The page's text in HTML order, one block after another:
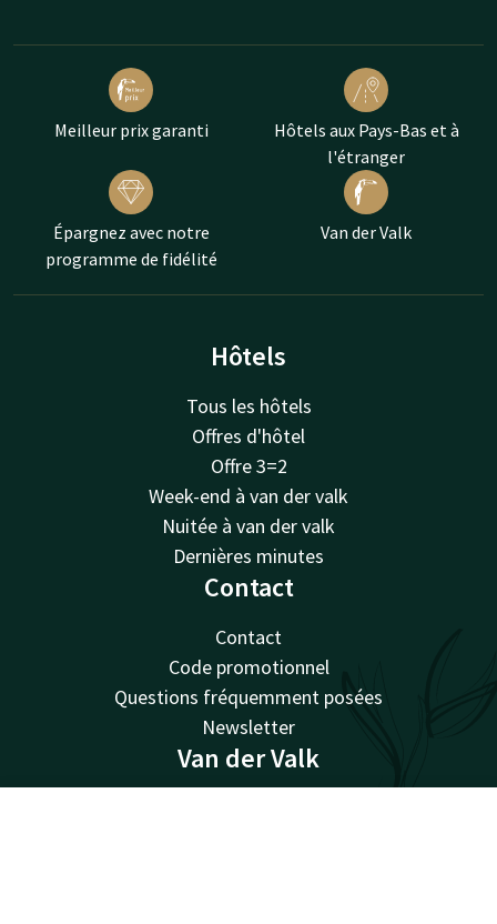
Meilleur prix garanti
Hôtels aux Pays-Bas et à
l'étranger
Épargnez avec notre
programme de fidélité
Van der Valk
Hôtels
Tous les hôtels
Offres d'hôtel
Offre 3=2
Week-end à van der valk
Nuitée à van der valk
Dernières minutes
Contact
Contact
Code promotionnel
Questions fréquemment posées
Newsletter
Van der Valk